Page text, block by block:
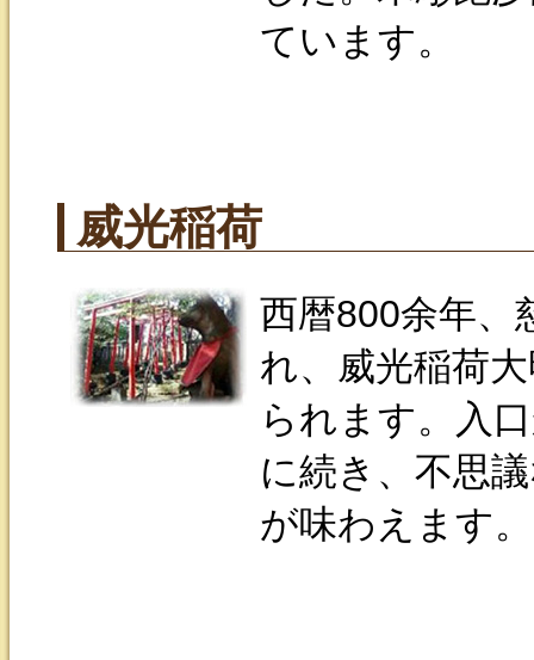
ています。
威光稲荷
西暦800余年、
れ、威光稲荷
られます。入
に続き、不思
が味わえます。